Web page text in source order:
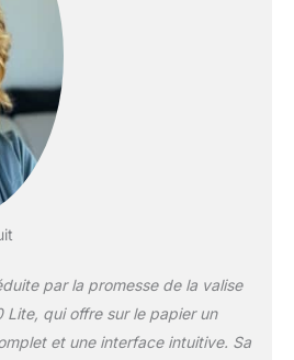
considérablement la
profondeur et les
diagnostic. La fonction
autoVIN connecte votre
véhicule en quelques
clics. Outil d'analyse
bidirectionnel -- ce
aux utilisateurs de
localiser avec précision
et rapidement les
par la promesse de la valise
Lite, qui offre sur le papier un
et une interface intuitive. Sa